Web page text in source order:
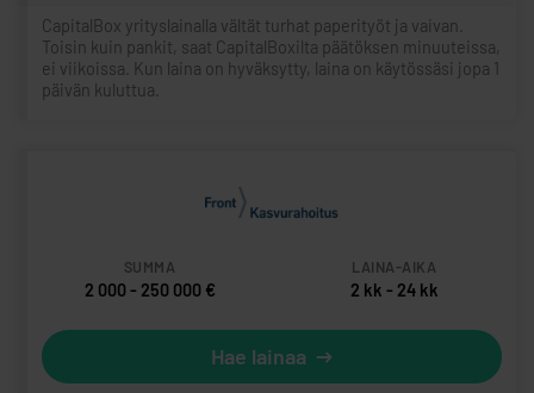
CapitalBox yrityslainalla vältät turhat paperityöt ja vaivan.
Toisin kuin pankit, saat CapitalBoxilta päätöksen minuuteissa,
ei viikoissa. Kun laina on hyväksytty, laina on käytössäsi jopa 1
päivän kuluttua.
2 000 - 250 000 € 2 kk - 24 kk
Hae lainaa